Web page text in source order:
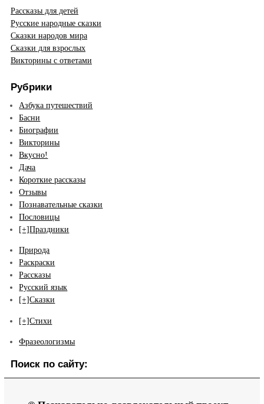
Рассказы для детей
Русские народные сказки
Сказки народов мира
Сказки для взрослых
Викторины с ответами
Рубрики
Азбука путешествий
Басни
Биографии
Викторины
Вкусно!
Дача
Короткие рассказы
Отзывы
Познавательные сказки
Пословицы
[+]Праздники
Природа
Раскраски
Рассказы
Русский язык
[+]Сказки
[+]Стихи
Фразеологизмы
Поиск по сайту: